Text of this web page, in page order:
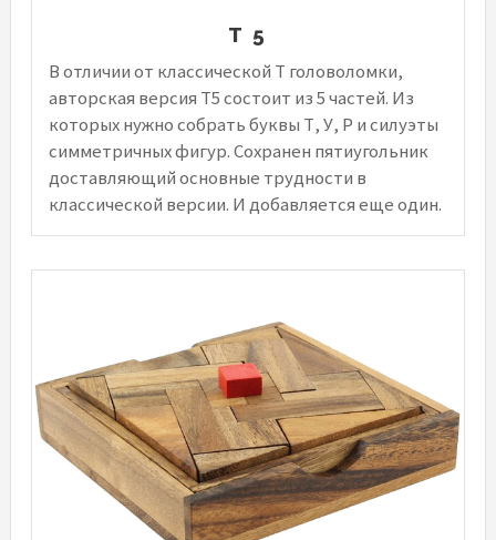
Т 5
В отличии от классической Т головоломки,
авторская версия Т5 состоит из 5 частей. Из
которых нужно собрать буквы Т, У, Р и силуэты
симметричных фигур. Сохранен пятиугольник
доставляющий основные трудности в
классической версии. И добавляется еще один.